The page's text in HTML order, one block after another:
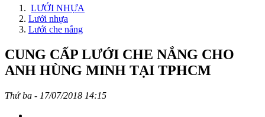
LƯỚI NHỰA
Lưới nhựa
Lưới che nắng
CUNG CẤP LƯỚI CHE NẮNG CHO
ANH HÙNG MINH TẠI TPHCM
Thứ ba - 17/07/2018 14:15